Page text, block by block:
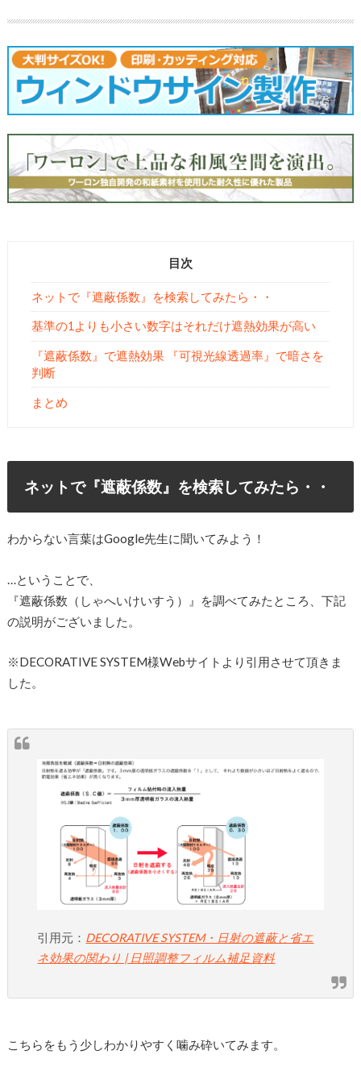
目次
ネットで『遮蔽係数』を検索してみたら・・
基準の1よりも小さい数字はそれだけ遮熱効果が高い
『遮蔽係数』で遮熱効果 『可視光線透過率』で暗さを
判断
まとめ
ネットで『遮蔽係数』を検索してみたら・・
わからない言葉はGoogle先生に聞いてみよう！
…ということで、
『遮蔽係数（しゃへいけいすう）』を調べてみたところ、下記
の説明がございました。
※DECORATIVE SYSTEM様Webサイトより引用させて頂きま
した。
引用元： DECORATIVE SYSTEM・日射の遮蔽と省エ
ネ効果の関わり | 日照調整フィルム補足資料
こちらをもう少しわかりやすく噛み砕いてみます。